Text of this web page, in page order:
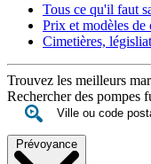
Tous ce qu'il faut
Prix et modèles de
Cimetières,
Trouvez les meilleurs
Rechercher des pompes
Prévoyance